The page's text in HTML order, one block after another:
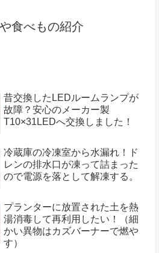
食べもの紹介
昔交換したLEDルームランプが
故障？安心のメーカー製
T10×31LEDへ交換しました！
冷蔵庫の冷凍室から水漏れ！ド
レンの排水口が凍って詰まった
ので電源を落として解凍する。
プランターに放置された土を熱
湯消毒して再利用したい！（細
かい異物はカズバーナーで燃や
す）